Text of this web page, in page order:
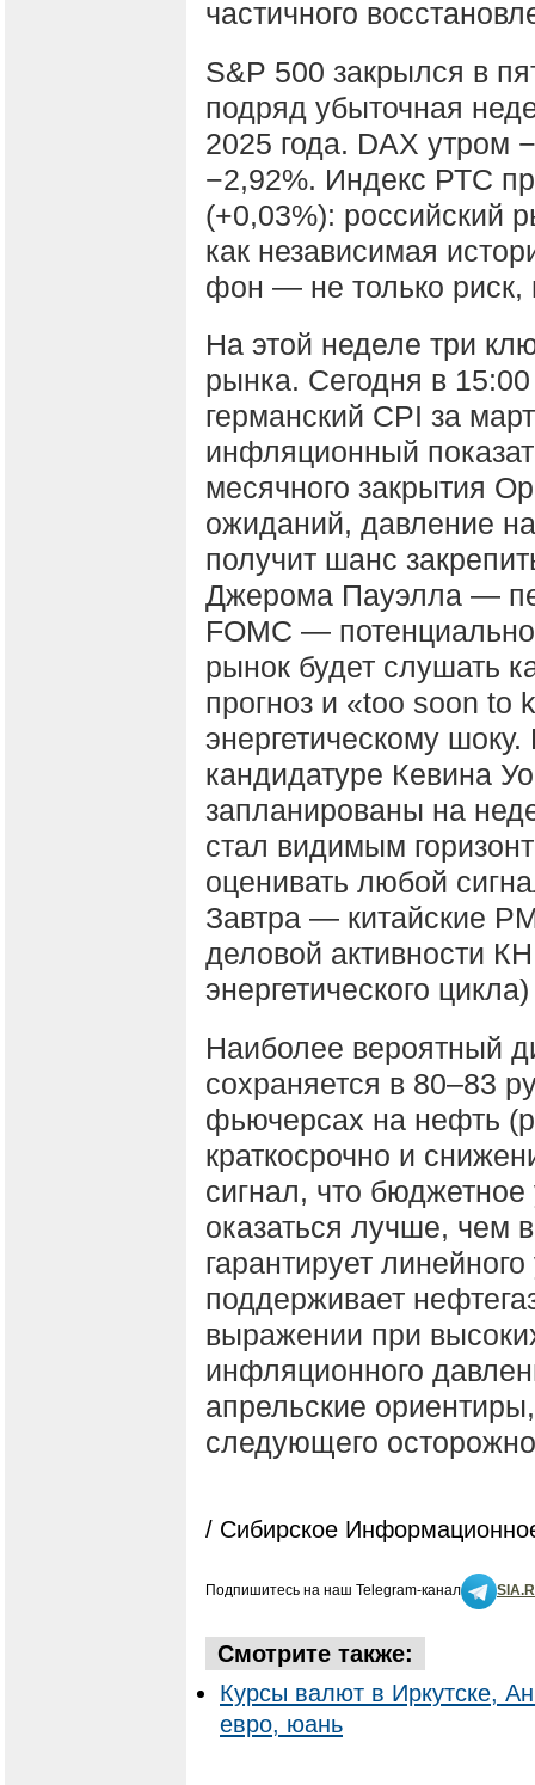
частичного
S&P 500 закрылся в
подряд убыточная
2025 года. DAX утром
−2,92%. Индекс РТС
(+0,03%): российский
как независимая
фон — не только риск,
На этой неделе три
рынка. Сегодня в
германский CPI за
инфляционный
месячного закрытия
ожиданий, давление
получит шанс
Джерома Пауэлла —
FOMC —
рынок будет слушать
прогноз и «too soon to
энергетическому
кандидатуре Кевина
запланированы на
стал видимым
оценивать любой
Завтра — китайские
деловой активности
энергетического
Наиболее вероятный
сохраняется в 80–83
фьючерсах на нефть
краткосрочно и
сигнал, что
оказаться лучше, чем
гарантирует
поддерживает
выражении при
инфляционного
апрельские
следующего
/ Сибирское
Подпишитесь на наш Telegram-канал
Смотрите также:
Курсы валют в Иркутске,
евро, юань